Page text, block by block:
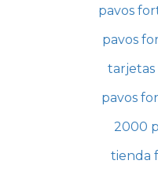
pavos
pavos
pavos
2000
tienda